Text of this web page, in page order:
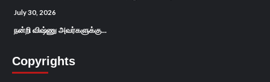
July 30, 2026
நன்றி விஷ்ணு அவர்களுக்கு...
Copyrights